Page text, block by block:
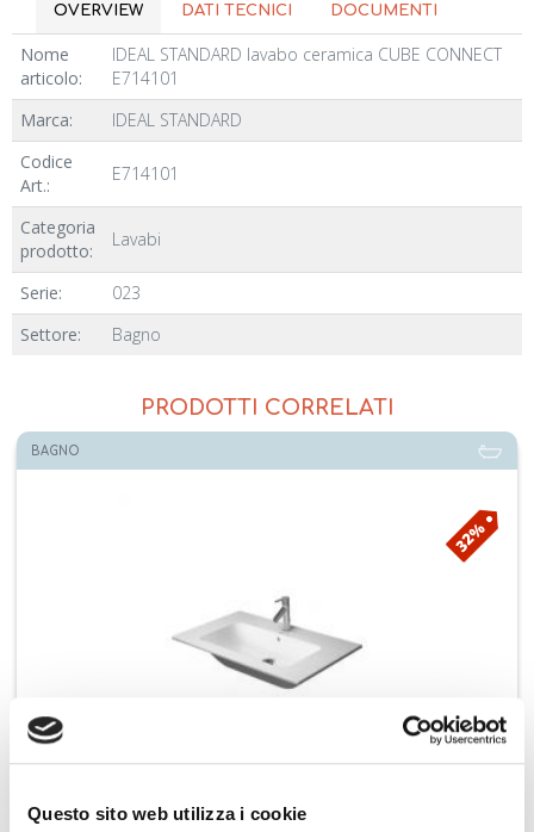
Questo sito web utilizza i cookie
OVERVIEW DATI TECNICI DOCUMENTI
Nome
articolo:
IDEAL STANDARD lavabo ceramica CUBE CONNECT
E714101
Marca:
IDEAL STANDARD
Codice
Art.:
E714101
Categoria
prodotto:
Lavabi
Serie:
023
Settore:
Bagno
PRODOTTI CORRELATI
BAGNO
32%